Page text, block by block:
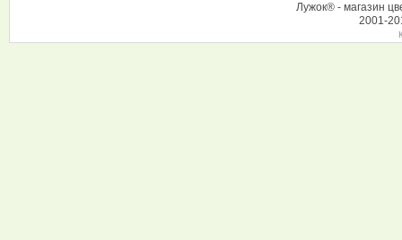
Лужок® - магазин
2001-